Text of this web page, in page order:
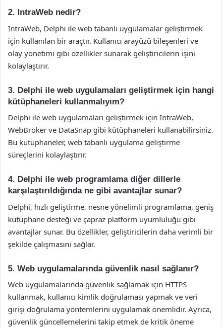
2. IntraWeb nedir?
IntraWeb, Delphi ile web tabanlı uygulamalar geliştirmek
için kullanılan bir araçtır. Kullanıcı arayüzü bileşenleri ve
olay yönetimi gibi özellikler sunarak geliştiricilerin işini
kolaylaştırır.
3. Delphi ile web uygulamaları geliştirmek için hangi
kütüphaneleri kullanmalıyım?
Delphi ile web uygulamaları geliştirmek için IntraWeb,
WebBroker ve DataSnap gibi kütüphaneleri kullanabilirsiniz.
Bu kütüphaneler, web tabanlı uygulama geliştirme
süreçlerini kolaylaştırır.
4. Delphi ile web programlama diğer dillerle
karşılaştırıldığında ne gibi avantajlar sunar?
Delphi, hızlı geliştirme, nesne yönelimli programlama, geniş
kütüphane desteği ve çapraz platform uyumluluğu gibi
avantajlar sunar. Bu özellikler, geliştiricilerin daha verimli bir
şekilde çalışmasını sağlar.
5. Web uygulamalarında güvenlik nasıl sağlanır?
Web uygulamalarında güvenlik sağlamak için HTTPS
kullanmak, kullanıcı kimlik doğrulaması yapmak ve veri
girişi doğrulama yöntemlerini uygulamak önemlidir. Ayrıca,
güvenlik güncellemelerini takip etmek de kritik öneme